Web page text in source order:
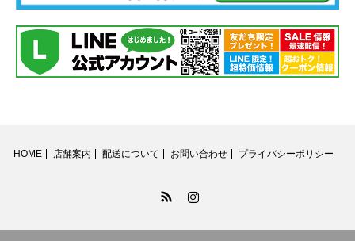
HOME 店舗案内 配送について お問い合わせ プライバシーポリシー